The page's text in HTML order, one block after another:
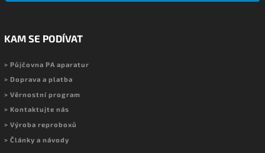
KAM SE PODÍVAT
> Půjčovna PA aparatur
> Doprava a platba
> Věrnostní program
> Kontaktujte nás
> Výroba reproboxů
> Články a návody